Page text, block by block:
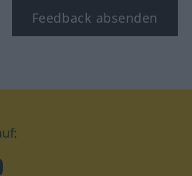
Feedback absenden